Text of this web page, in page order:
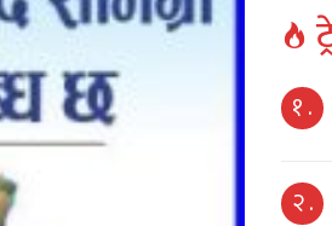
१ .
२ .